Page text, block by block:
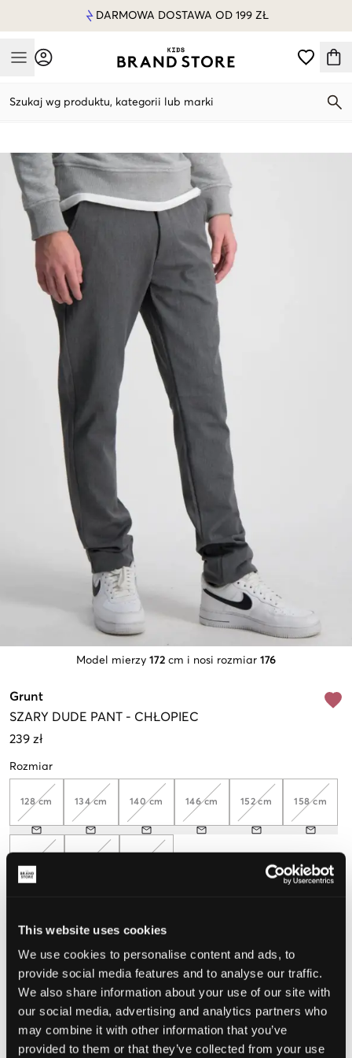
This website uses cookies
We use cookies to personalise content and ads, to
provide social media features and to analyse our traffic.
We also share information about your use of our site with
our social media, advertising and analytics partners who
may combine it with other information that you’ve
provided to them or that they’ve collected from your use
DARMOWA DOSTAWA OD 199 ZŁ
Mobile Menu
Szukaj wg produktu, kategorii lub marki
Model mierzy 172 cm i nosi rozmiar 176
Grunt
SZARY DUDE PANT - CHŁOPIEC
239 zł
Rozmiar
128 cm 134 cm 140 cm 146 cm 152 cm 158 cm
Opinia o rozmiarze
Mały Idealny
WYBIERZ SWÓJ ROZMIAR